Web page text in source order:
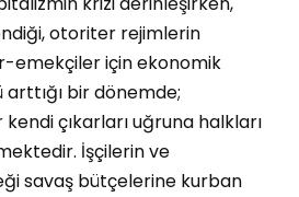
otoriter rejimlerin
emekçiler için ekonomik
arttığı bir dönemde;
çıkarları uğruna halkları
İşçilerin ve
savaş bütçelerine kurban